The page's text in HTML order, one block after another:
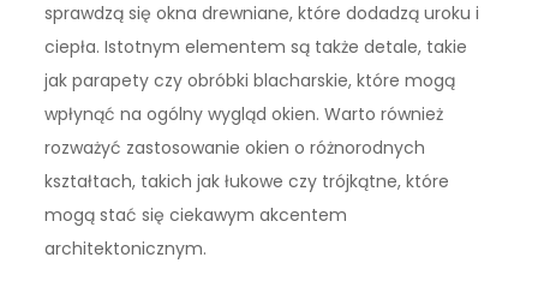
sprawdzą się okna drewniane, które dodadzą uroku i
ciepła. Istotnym elementem są także detale, takie
jak parapety czy obróbki blacharskie, które mogą
wpłynąć na ogólny wygląd okien. Warto również
rozważyć zastosowanie okien o różnorodnych
kształtach, takich jak łukowe czy trójkątne, które
mogą stać się ciekawym akcentem
architektonicznym.